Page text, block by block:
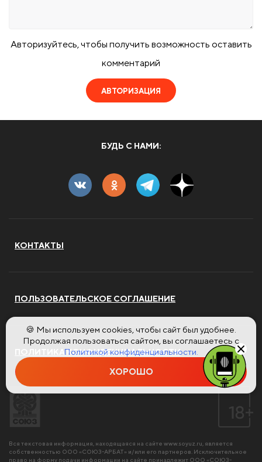
Авторизуйтесь, чтобы получить возможность оставить
комментарий
АВТОРИЗАЦИЯ
БУДЬ С НАМИ:
КОНТАКТЫ
ПОЛЬЗОВАТЕЛЬСКОЕ СОГЛАШЕНИЕ
ПОЛИТИКА КОНФИДЕНЦИАЛЬНОСТИ
Вся текстовая информация, находящаяся на сайте www.soyuz.ru , является
собственностью ООО «СОЮЗ-АРБАТ» и/или его партнеров. Исключительное
право на форму подачи информации на сайте принадлежит ООО «СОЮЗ-
🍪 Мы используем cookies, чтобы сайт был удобнее.
Продолжая пользоваться сайтом, вы соглашаетесь с
Политикой конфиденциальности.
ХОРОШО